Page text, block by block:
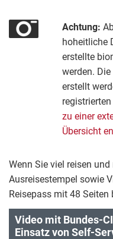
Achtung:
hoheitliche
erstellte
werden.
erstellt
zu einer
Übersicht
Wenn Sie viel reisen
Ausreisestempel sowie
Reisepass mit 48 Seiten
Video mit Bundes-
Einsatz von Self-